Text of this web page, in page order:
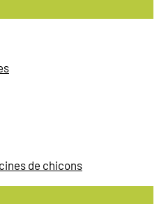
de chicons